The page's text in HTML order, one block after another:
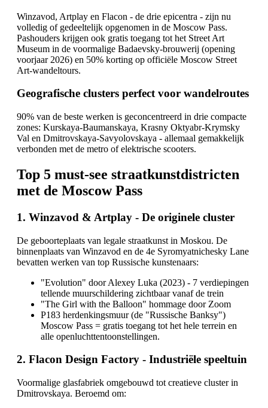
Winzavod, Artplay en Flacon - de drie epicentra - zijn nu
volledig of gedeeltelijk opgenomen in de Moscow Pass.
Pashouders krijgen ook gratis toegang tot het Street Art
Museum in de voormalige Badaevsky-brouwerij (opening
voorjaar 2026) en 50% korting op officiële Moscow Street
Art-wandeltours.
Geografische clusters perfect voor wandelroutes
90% van de beste werken is geconcentreerd in drie compacte
zones: Kurskaya-Baumanskaya, Krasny Oktyabr-Krymsky
Val en Dmitrovskaya-Savyolovskaya - allemaal gemakkelijk
verbonden met de metro of elektrische scooters.
Top 5 must-see straatkunstdistricten
met de Moscow Pass
1. Winzavod & Artplay - De originele cluster
De geboorteplaats van legale straatkunst in Moskou. De
binnenplaats van Winzavod en de 4e Syromyatnichesky Lane
bevatten werken van top Russische kunstenaars:
"Evolution" door Alexey Luka (2023) - 7 verdiepingen
tellende muurschildering zichtbaar vanaf de trein
"The Girl with the Balloon" hommage door Zoom
P183 herdenkingsmuur (de "Russische Banksy")
Moscow Pass = gratis toegang tot het hele terrein en
alle openluchttentoonstellingen.
2. Flacon Design Factory - Industriële speeltuin
Voormalige glasfabriek omgebouwd tot creatieve cluster in
Dmitrovskaya. Beroemd om: